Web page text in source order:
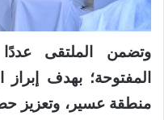
وتضمن الملتقى
المفتوحة؛ بهدف
منطقة عسير، وتعزيز